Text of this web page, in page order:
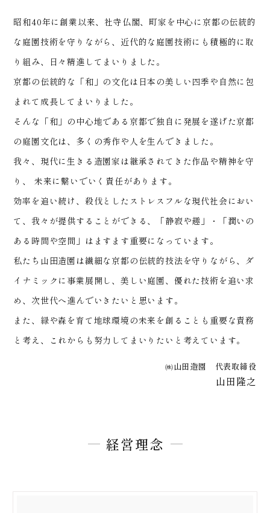
昭和40年に創業以来、社寺仏閣、町家を中心に京都の伝統的
な庭園技術を守りながら、近代的な庭園技術にも積極的に取
り組み、日々精進してまいりました。
京都の伝統的な「和」の文化は日本の美しい四季や自然に包
まれて成長してまいりました。
そんな「和」の中心地である京都で独自に発展を遂げた京都
の庭園文化は、多くの秀作や人を生んできました。
我々、現代に生きる造園家は継承されてきた作品や精神を守
り、 未来に繋いでいく責任があります。
効率を追い続け、殺伐としたストレスフルな現代社会におい
て、我々が提供することができる、
「静寂や趣」・「潤いの
ある時間や空間」はますます重要になっています。
私たち山田造園は繊細な京都の伝統的技法を守りながら、ダ
イナミックに事業展開し、美しい庭園、優れた技術を追い求
め、次世代へ進んでいきたいと思います。
また、緑や森を育て地球環境の未来を創ることも重要な責務
と考え、
これからも努力してまいりたいと考えています。
㈱山田造園 代表取締役
山田隆之
経営理念